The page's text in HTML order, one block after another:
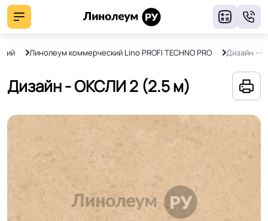
Линолеум коммерческий Lino PROFI TECHNO PRO Дизайн -
Дизайн - ОКСЛИ 2 (2.5 м)